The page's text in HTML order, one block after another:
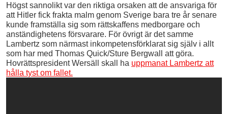
Högst sannolikt var den riktiga orsaken att de ansvariga för
att Hitler fick frakta malm genom Sverige bara tre år senare
kunde framställa sig som rättskaffens medborgare och
anständighetens försvarare. För övrigt är det samme
Lambertz som närmast inkompetensförklarat sig själv i allt
som har med Thomas Quick/Sture Bergwall att göra.
Hovrättspresident Wersäll skall ha uppmanat Lambertz att
hålla tyst om fallet.